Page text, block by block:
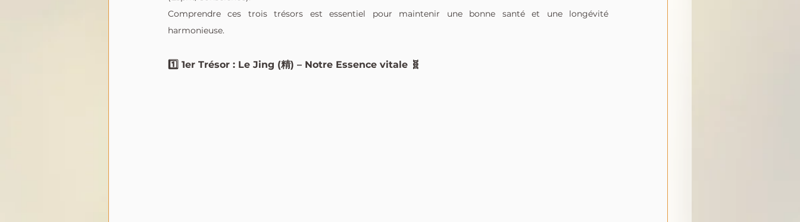
Comprendre ces trois trésors est essentiel pour maintenir une bonne santé et une longévité
harmonieuse.
1️⃣ 1er Trésor : Le Jing (精) – Notre Essence vitale 🧬